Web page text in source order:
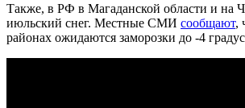
Также, в РФ в Магаданской области и на
июльский снег. Местные СМИ сообщают,
районах ожидаются заморозки до -4